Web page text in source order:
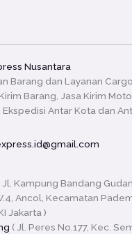
Nusantara
Barang dan Layanan
Barang, Jasa Kirim
, Ekspedisi Antar Kota dan
Jl. Kampung Bandang
Ancol, Kecamatan
Jakarta )
( Jl. Peres No.177, Kec.